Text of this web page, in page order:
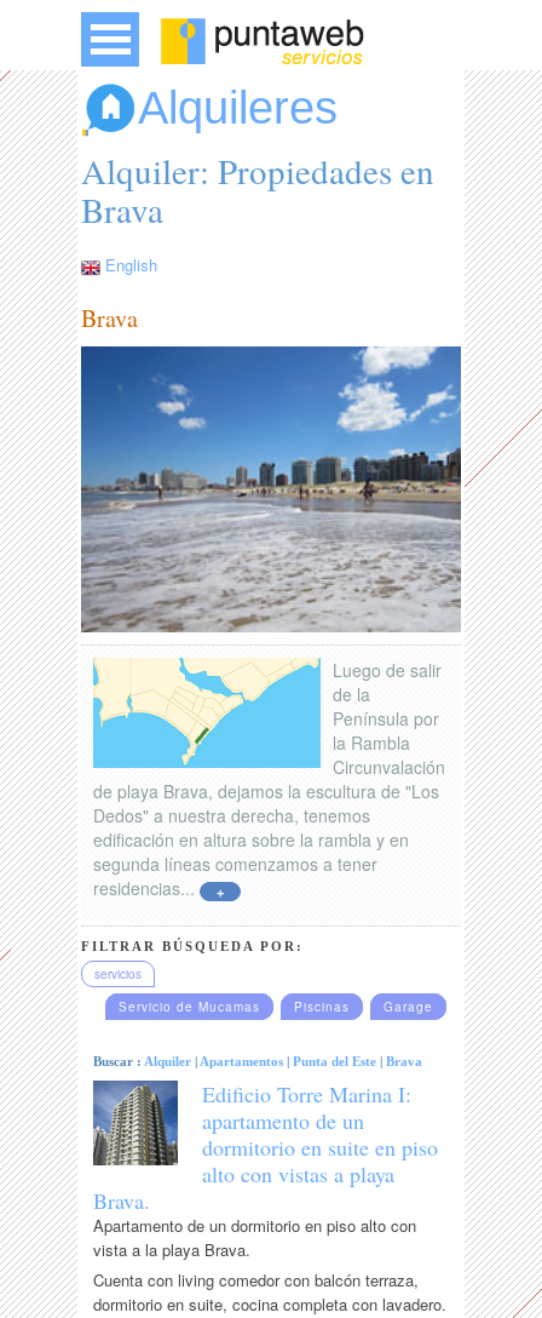
Alquileres
Alquiler: Propiedades en
Brava
English
Brava
Luego de salir
de la
Península por
la Rambla
Circunvalación
de playa Brava, dejamos la escultura de "Los
Dedos" a nuestra derecha, tenemos
edificación en altura sobre la rambla y en
segunda líneas comenzamos a tener
residencias...
+
FILTRAR BÚSQUEDA POR:
servicios
Servicio de Mucamas
Piscinas Garage
Buscar : Alquiler | Apartamentos |Punta del Este |Brava
Edificio Torre Marina I:
apartamento de un
dormitorio en suite en piso
alto con vistas a playa
Brava.
Apartamento de un dormitorio en piso alto con
vista a la playa Brava.
Cuenta con living comedor con balcón terraza,
dormitorio en suite, cocina completa con lavadero.